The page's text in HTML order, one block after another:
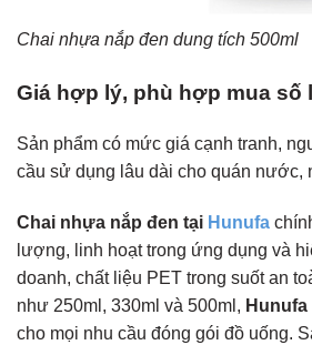
Chai nhựa nắp đen dung tích 500ml
Giá hợp lý, phù hợp mua
Sản phẩm có mức giá cạnh tranh,
cầu sử dụng lâu dài cho quán nước,
Chai nhựa nắp đen tại Hunufa
lượng, linh hoạt trong ứng dụng và
doanh, chất liệu PET trong suốt an
như 250ml, 330ml và 500ml, Hunufa
cho mọi nhu cầu đóng gói đồ uống.